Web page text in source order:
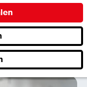
einem
grundlegende
Funktion